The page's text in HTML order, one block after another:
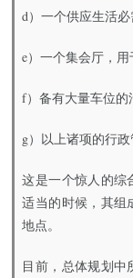
d）一个供应生活
e）一个集会厅，
f）备有大量车位的
g）以上诸项的行政
这是一个惊人的综
适当的时候，其组
地点。
目前，总体规划